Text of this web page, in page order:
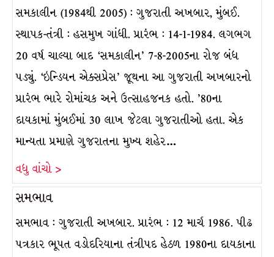
સમકાલીન (1984થી 2005) : ગુજરાતી અખબાર, મુંબઈ.
સ્થાપક-તંત્રી : હસમુખ ગાંધી. પ્રારંભ : 14-1-1984. લગભગ
20 વર્ષ ચાલ્યા બાદ ‘સમકાલીન’ 7-8-2005ના રોજ બંધ
પડ્યું. ‘ઇન્ડિયન એક્સપ્રેસ’ જૂથના આ ગુજરાતી અખબારનો
પ્રારંભ ભારે રોમાંચક અને ઉત્સાહજનક હતો. ’80ના
દાયકામાં મુંબઈમાં 30 લાખ જેટલા ગુજરાતીઓ હતા. એક
માન્યતા પ્રમાણે ગુજરાતના મુખ્ય શહેર…
વધુ વાંચો >
સમભાવ
સમભાવ : ગુજરાતી અખબાર. પ્રારંભ : 12 માર્ચ 1986. પીઢ
પત્રકાર ભૂપત વડોદરિયાના તંત્રીપદ હેઠળ 1980ના દાયકાના